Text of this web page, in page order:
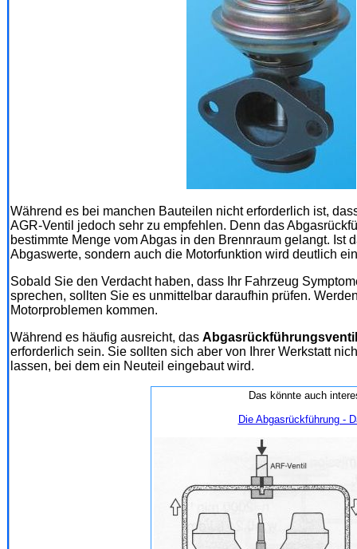
Während es bei manchen Bauteilen nicht erforderlich ist,
AGR-Ventil jedoch sehr zu empfehlen. Denn das
bestimmte Menge vom Abgas in den Brennraum gelangt. Ist
Abgaswerte, sondern auch die Motorfunktion wird deutlich
Sobald Sie den Verdacht haben, dass Ihr Fahrzeug
sprechen, sollten Sie es unmittelbar daraufhin prüfen.
Motorproblemen kommen.
Während es häufig ausreicht, das
erforderlich sein. Sie sollten sich aber von Ihrer Werkstatt
lassen, bei dem ein Neuteil eingebaut wird.
Das könnte auch
Die Abgasrückführung -